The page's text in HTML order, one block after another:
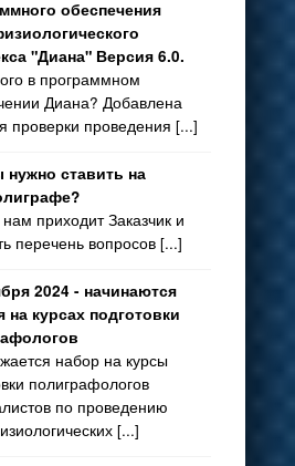
обеспечения
"Диана" Версия 6.0.
в программном
Диана? Добавлена
проверки проведения [...]
ставить на
приходит Заказчик и
перечень вопросов [...]
2024 - начинаются
на курсах подготовки
набор на курсы
полиграфологов
по проведению
[...]